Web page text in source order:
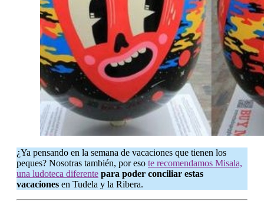
¿Ya pensando en la semana de vacaciones que tienen los
peques? Nosotras también, por eso te recomendamos Misala,
una ludoteca diferente para poder conciliar estas
vacaciones en Tudela y la Ribera.